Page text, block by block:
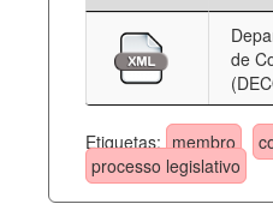
de
Etiquetas: membro
processo legislativo